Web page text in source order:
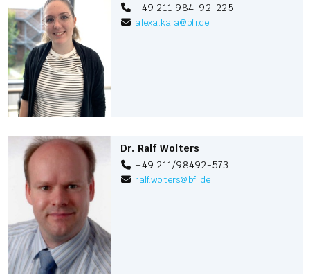
+49 211 984-92-225
alexa.kala@bfi.de
Dr. Ralf Wolters
+49 211/98492-573
ralf.wolters@bfi.de